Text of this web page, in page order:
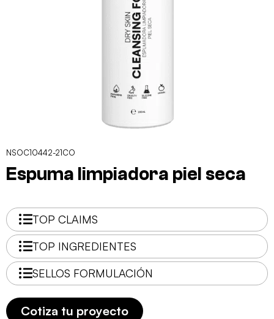
NSOC10442-21CO
Espuma limpiadora piel seca
TOP CLAIMS
TOP INGREDIENTES
SELLOS FORMULACIÓN
Cotiza tu proyecto